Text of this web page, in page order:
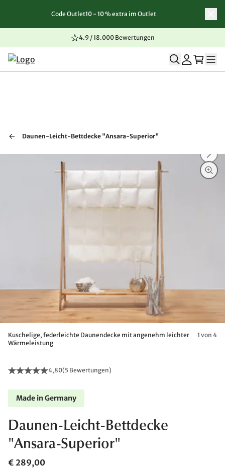
Zum Inhalt springen
Zur Navigation springen
Zum Seitenende springen
Code Outlet10 - 10 % extra im Outlet
4.9 / 18.000 Bewertungen
Daunen-Leicht-Bettdecke "Ansara-Superior"
Kuschelige, federleichte Daunendecke mit angenehm leichter
Wärmeleistung
1 von 4
4,80(5 Bewertungen)
Made in Germany
Daunen-Leicht-Bettdecke
"Ansara-Superior"
€ 289,00